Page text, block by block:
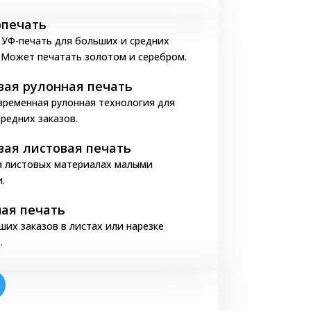
этикетки на
основе:
фактурная. Практичный и
прозрачный полипропилен.
повреждениям.
бумаге с тонким алюминиевым
потенциальных покупателей к
УФ-печать для больших и средних
печатать золотом и серебром.
рулонная печать
рулонная технология для
заказов.
листовая печать
листовых материалах малыми
печать
заказов в листах или нарезке